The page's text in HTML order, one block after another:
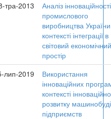
тра-2013
Аналіз інноваційності
промислового
виробництва
контексті інтеграції в
світовий економічний
простір
лип-2019
Використання
інноваційних
контексті
розвитку
підприємств